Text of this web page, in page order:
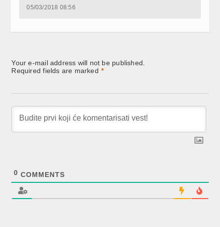
05/03/2018 08:56
Your e-mail address will not be published.
Required fields are marked *
0 COMMENTS